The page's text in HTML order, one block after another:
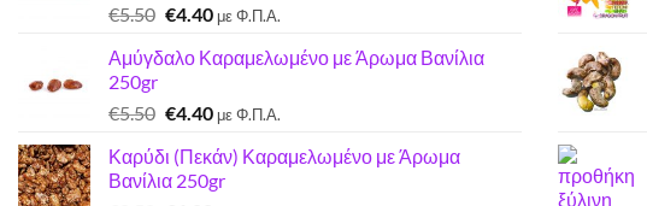
€5.00.
€5.50 Original
was:
€4.40Η
τιμή
€4.40.
με Φ.Π.Α.
Αμύγδαλο Καραμελωμένο με Άρωμα Βανίλια
250gr
€5.50 Original
was:
€5.50.
€4.40Η
τιμή
είναι:
με Φ.Π.Α.
Καρύδι (Πεκάν) Καραμελωμένο με Άρωμα
Βανίλια 250gr